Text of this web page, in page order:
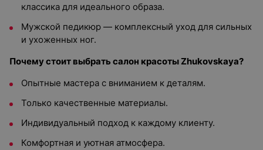
классика для идеального образа.
Мужской педикюр — комплексный уход для сильных
и ухоженных ног.
Почему стоит выбрать салон красоты Zhukovskaya?
Опытные мастера с вниманием к деталям.
Только качественные материалы.
Индивидуальный подход к каждому клиенту.
Комфортная и уютная атмосфера.